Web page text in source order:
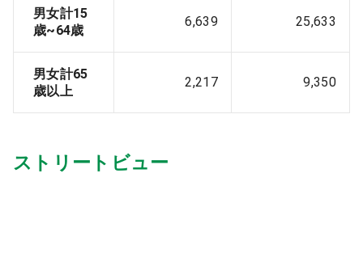
男女計15
歳~64歳
6,639 25,633
男女計65
歳以上
2,217 9,350
ストリートビュー